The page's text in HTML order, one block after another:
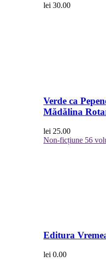
lei 30.00
Verde ca
Mădălina
lei 25.00
Non-ficțiune 56
Editura
lei 0.00